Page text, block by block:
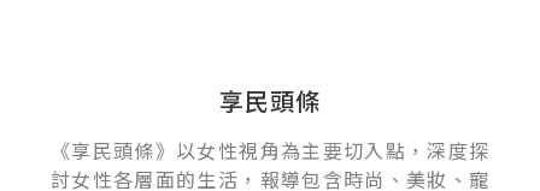
享民頭條
《享民頭條》以女性視角為主要切入點，深度探
討女性各層面的生活，報導包含時尚、美妝、寵